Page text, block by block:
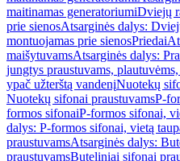
maitinamas generatoriumiDviejų
prie sienosAtsarginės dalys:
montuojamas prie sienosPriedai
maišytuvamsAtsarginės dalys:
jungtys praustuvams,
ypač užterštą vandenįNuotekų
Nuotekų sifonai praustuvamsP-
formos sifonaiP-formos sifonai,
dalys: P-formos sifonai, vietą
praustuvamsAtsarginės dalys:
praustuvamsButeliniai sifonai